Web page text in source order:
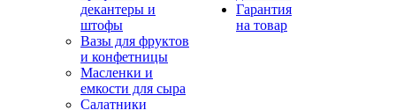
декантеры и
штофы
Вазы для фруктов
и конфетницы
Масленки и
емкости для сыра
Салатники
Гарантия
на товар